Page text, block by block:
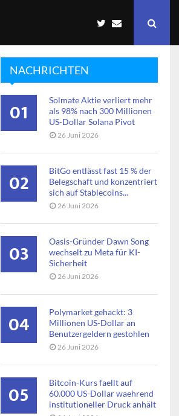
NACHRICHTEN
01
Solmate Aktie verliert mehr
als 98% nach 300 Millionen
US-Dollar Solana Pivot
26 Juni 2026
02
BitGo entlässt fast 15 % der
Belegschaft und konzentriert
sich auf Stablecoins...
26 Juni 2026
03
Oasis-Gründer Dawn Song
wechselt zu Meta für KI-
Sicherheit
26 Juni 2026
04
Polymarket gehackt: 3
Millionen US-Dollar an
Benutzergeldern gestohlen
26 Juni 2026
05
Bitcoin-Kurs faellt auf
60.000 US-Dollar waehrend
institutioneller Druck anhält